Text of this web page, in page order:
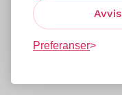
Preferanser